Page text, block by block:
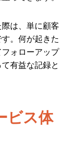
は、単に顧客
。何が起きた
ォローアップ
有益な記録と
ビス体